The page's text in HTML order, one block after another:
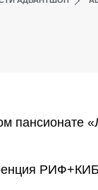
пансионате